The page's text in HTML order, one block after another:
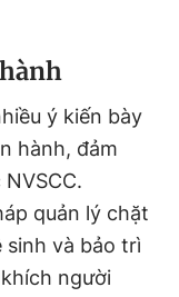
ý kiến bày
hành, đảm
quản lý chặt
sinh và bảo trì
người